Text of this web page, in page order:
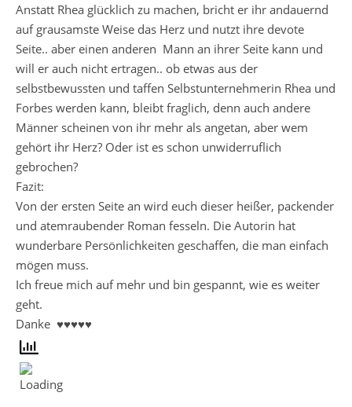
Anstatt Rhea glücklich zu machen, bricht er ihr andauernd
auf grausamste Weise das Herz und nutzt ihre devote
Seite.. aber einen anderen Mann an ihrer Seite kann und
will er auch nicht ertragen.. ob etwas aus der
selbstbewussten und taffen Selbstunternehmerin Rhea und
Forbes werden kann, bleibt fraglich, denn auch andere
Männer scheinen von ihr mehr als angetan, aber wem
gehört ihr Herz? Oder ist es schon unwiderruflich
gebrochen?
Fazit:
Von der ersten Seite an wird euch dieser heißer, packender
und atemraubender Roman fesseln. Die Autorin hat
wunderbare Persönlichkeiten geschaffen, die man einfach
mögen muss.
Ich freue mich auf mehr und bin gespannt, wie es weiter
geht.
Danke ♥♥♥♥♥